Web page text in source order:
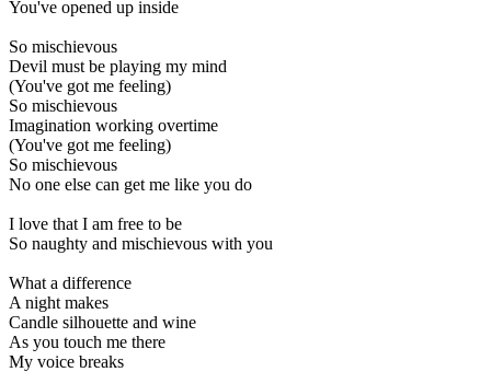
You've opened up inside
So mischievous
Devil must be playing my mind
(You've got me feeling)
So mischievous
Imagination working overtime
(You've got me feeling)
So mischievous
No one else can get me like you do
I love that I am free to be
So naughty and mischievous with you
What a difference
A night makes
Candle silhouette and wine
As you touch me there
My voice breaks